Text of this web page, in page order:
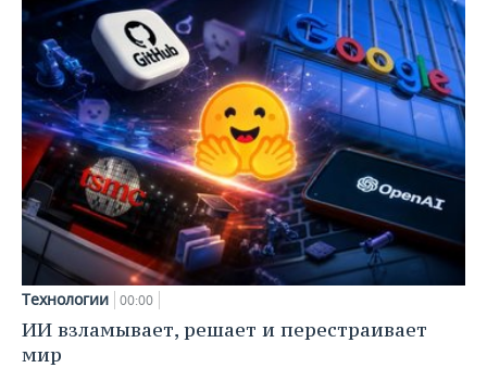
Технологии 00:00
ИИ взламывает, решает и перестраивает
мир